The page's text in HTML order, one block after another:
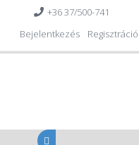
+36 37/500-741
Bejelentkezés
Regisztráció